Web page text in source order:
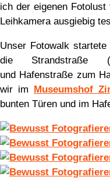
ich der eigenen
Leihkamera ausgiebig
Unser Fotowalk
die Strandstraße
und Hafenstraße zum
wir im Museumshof
bunten Türen und im